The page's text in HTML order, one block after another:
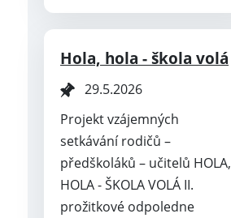
Hola, hola - škola volá
29.5.2026
Projekt vzájemných
setkávání rodičů –
předškoláků – učitelů HOLA,
HOLA - ŠKOLA VOLÁ II.
prožitkové odpoledne